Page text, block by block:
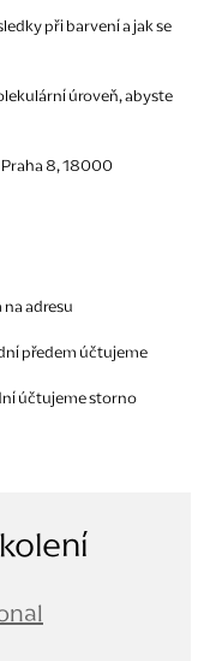
při barvení a jak se
úroveň, abyste
8, 18000
adresu
předem účtujeme
účtujeme storno